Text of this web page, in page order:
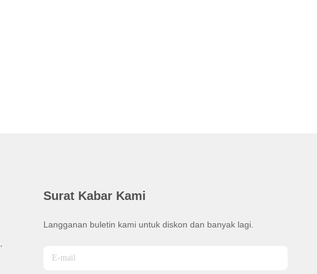
Surat Kabar Kami
Langganan buletin kami untuk diskon dan banyak lagi.